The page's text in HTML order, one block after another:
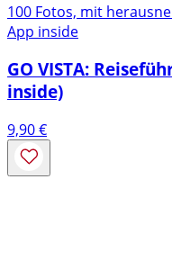
100 Fotos, mit
App inside
GO VISTA:
inside)
9,90€